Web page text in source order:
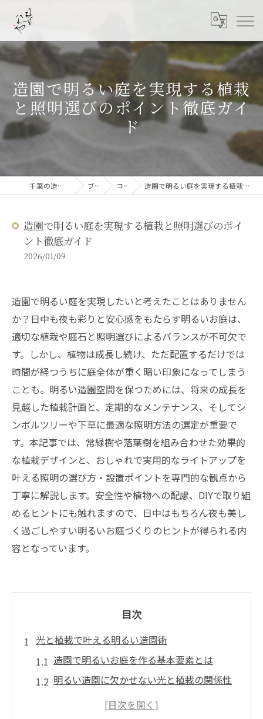
造園で明るい庭を実現する植栽
と照明選びのポイント徹底ガイ
ド
千葉の造園なら結ニワ屋 ブログ コラム 造園で明るい庭を実現する植栽と照明選びのポイント徹底ガイド
造園で明るい庭を実現する植栽と照明選びのポイ
ント徹底ガイド
2026/01/09
造園で明るい庭を実現したいと考えたことはありません
か？日中も夜も彩りと安心感をもたらす明るいお庭は、
適切な植栽や庭石と照明選びによるバランスが不可欠で
す。しかし、植物は成長し続け、ただ配置するだけでは
時間が経つうちに庭全体が重く暗い印象になってしまう
ことも。明るい造園空間を保つためには、将来の成長を
見越した植栽計画と、定期的なメンテナンス、そしてシ
ンボルツリーや下草に最適な照明方法の選定が重要で
す。本記事では、常緑樹や落葉樹を組み合わせた効果的
な植栽デザインと、おしゃれで実用的なライトアップを
叶える照明の選び方・設置ポイントを専門的な観点から
丁寧に解説します。安全性や植物への配慮、DIYで取り組
めるヒントにも触れますので、日中はもちろん夜も美し
く過ごしやすい明るいお庭づくりのヒントが得られる内
容となっています。
目次
光と植栽で叶える明るい造園術
造園で明るいお庭を作る基本要素とは
明るい造園に欠かせない光と植栽の関係性
庭石と植栽配置で明るい造園空間を演出